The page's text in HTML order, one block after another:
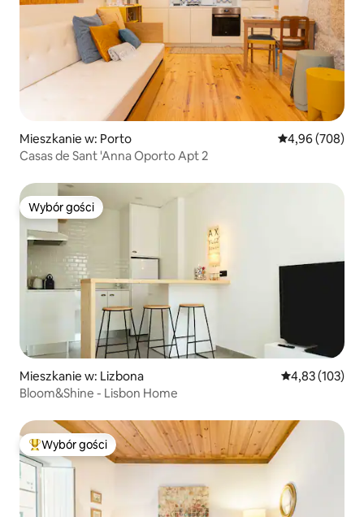
Mieszkanie w: Porto Średnia
4,96 (708)
Casas de Sant 'Anna Oporto Apt 2
Wybór gości
Wybór gości
Mieszkanie w: Lizbona Średnia
4,83 (103)
Bloom&Shine - Lisbon Home
Najpopularniejsze z kategorii Wybór gości
Wybór gości